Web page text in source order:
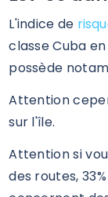
L'indice de
classe Cuba
possède
Attention
sur l'île.
Attention si
des routes,